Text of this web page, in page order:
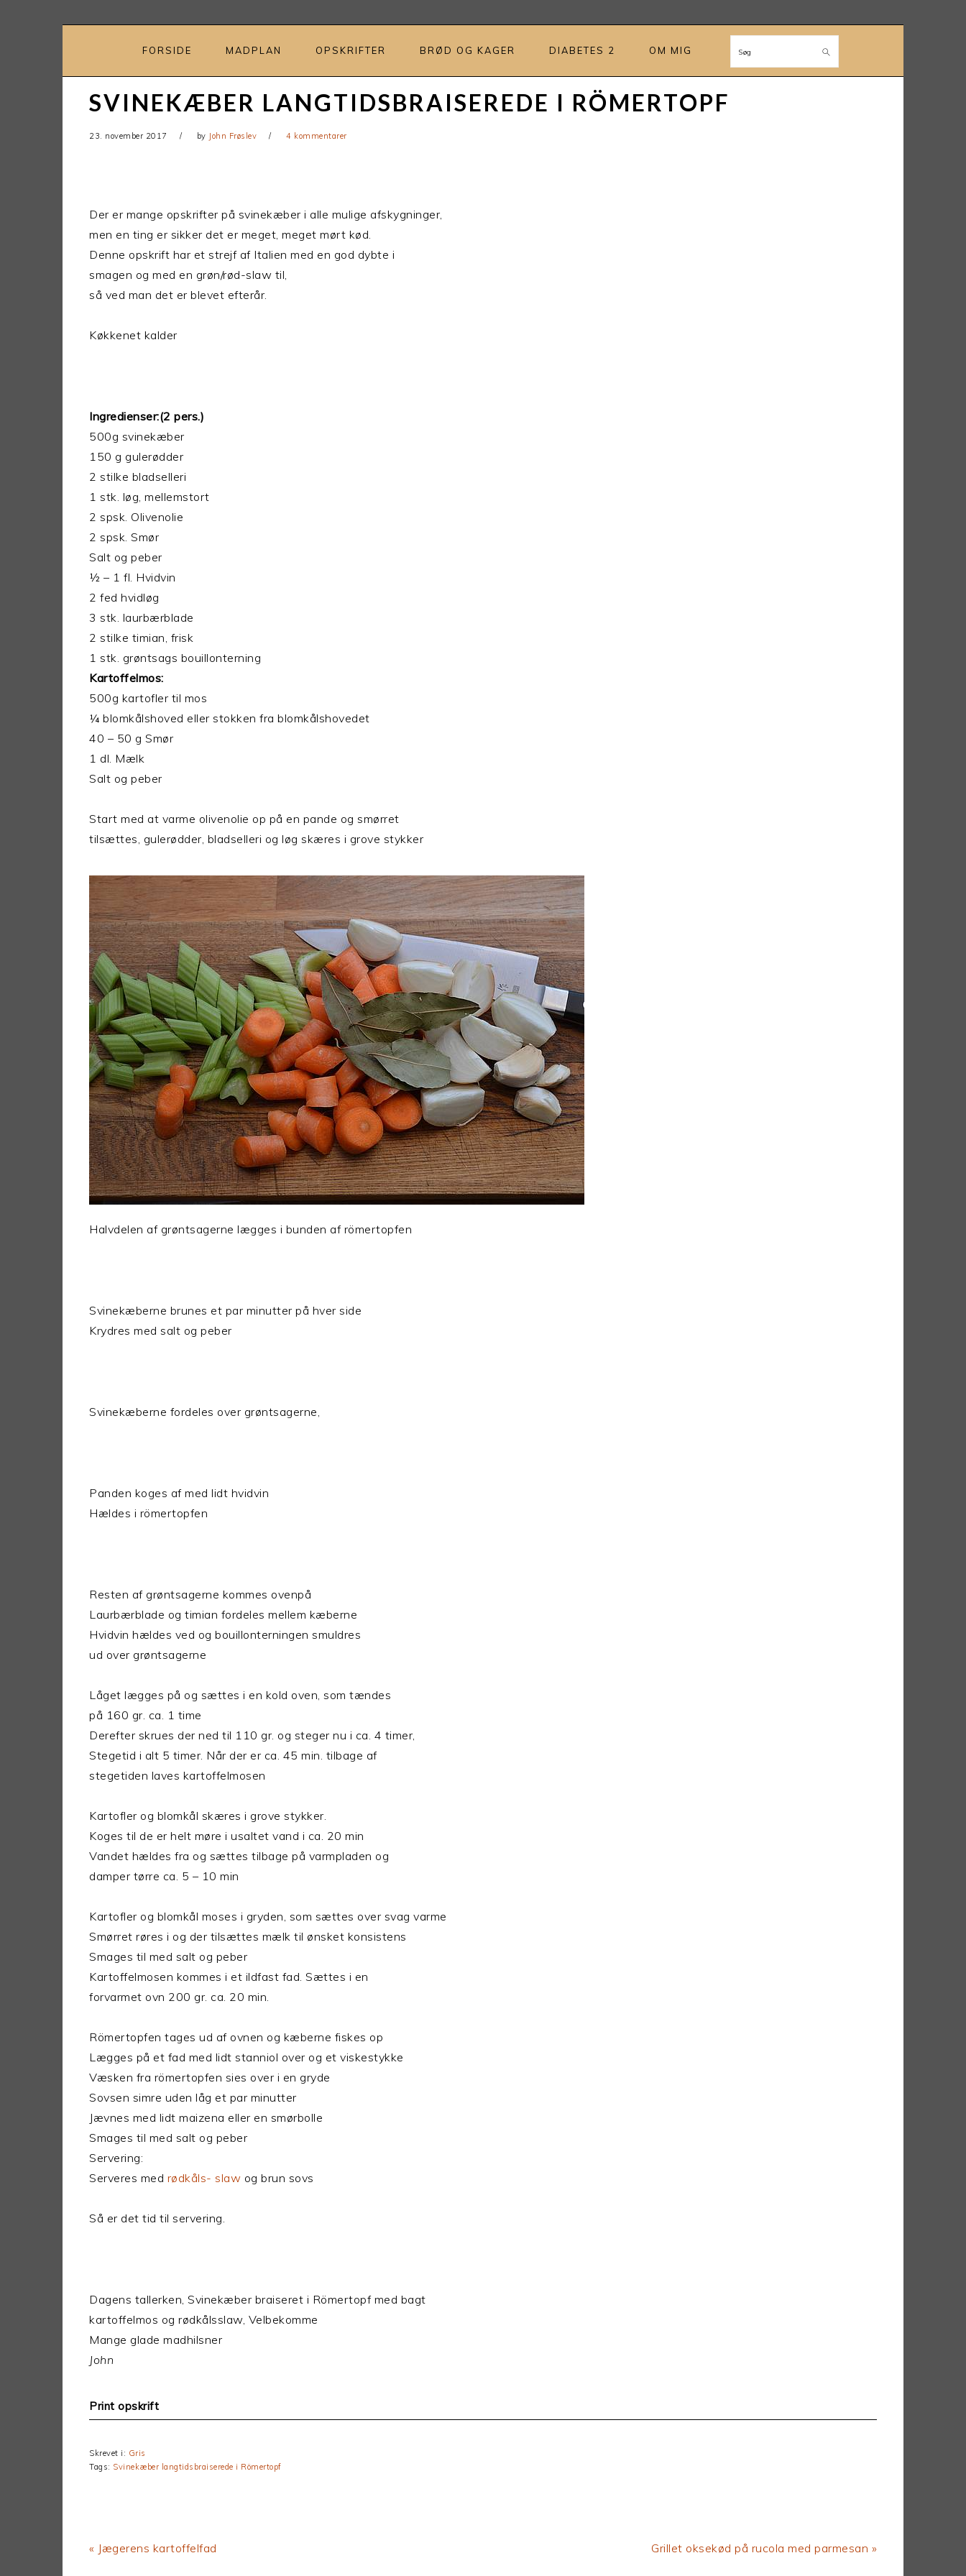
FORSIDE MADPLAN OPSKRIFTER BRØD OG KAGER DIABETES 2 OM MIG Søg
SVINEKÆBER LANGTIDSBRAISEREDE I RÖMERTOPF
23. november 2017 by John Frøslev 4 kommentarer
Der er mange opskrifter på svinekæber i alle mulige afskygninger,
men en ting er sikker det er meget, meget mørt kød.
Denne opskrift har et strejf af Italien med en god dybte i
smagen og med en grøn/rød-slaw til,
så ved man det er blevet efterår.
Køkkenet kalder
Ingredienser:(2 pers.)
500g svinekæber
150 g gulerødder
2 stilke bladselleri
1 stk. løg, mellemstort
2 spsk. Olivenolie
2 spsk. Smør
Salt og peber
½ – 1 fl. Hvidvin
2 fed hvidløg
3 stk. laurbærblade
2 stilke timian, frisk
1 stk. grøntsags bouillonterning
Kartoffelmos:
500g kartofler til mos
¼ blomkålshoved eller stokken fra blomkålshovedet
40 – 50 g Smør
1 dl. Mælk
Salt og peber
Start med at varme olivenolie op på en pande og smørret
tilsættes, gulerødder, bladselleri og løg skæres i grove stykker
Halvdelen af grøntsagerne lægges i bunden af römertopfen
Svinekæberne brunes et par minutter på hver side
Krydres med salt og peber
Svinekæberne fordeles over grøntsagerne,
Panden koges af med lidt hvidvin
Hældes i römertopfen
Resten af grøntsagerne kommes ovenpå
Laurbærblade og timian fordeles mellem kæberne
Hvidvin hældes ved og bouillonterningen smuldres
ud over grøntsagerne
Låget lægges på og sættes i en kold oven, som tændes
på 160 gr. ca. 1 time
Derefter skrues der ned til 110 gr. og steger nu i ca. 4 timer,
Stegetid i alt 5 timer. Når der er ca. 45 min. tilbage af
stegetiden laves kartoffelmosen
Kartofler og blomkål skæres i grove stykker.
Koges til de er helt møre i usaltet vand i ca. 20 min
Vandet hældes fra og sættes tilbage på varmpladen og
damper tørre ca. 5 – 10 min
Kartofler og blomkål moses i gryden, som sættes over svag varme
Smørret røres i og der tilsættes mælk til ønsket konsistens
Smages til med salt og peber
Kartoffelmosen kommes i et ildfast fad. Sættes i en
forvarmet ovn 200 gr. ca. 20 min.
Römertopfen tages ud af ovnen og kæberne fiskes op
Lægges på et fad med lidt stanniol over og et viskestykke
Væsken fra römertopfen sies over i en gryde
Sovsen simre uden låg et par minutter
Jævnes med lidt maizena eller en smørbolle
Smages til med salt og peber
Servering:
Serveres med rødkåls- slaw og brun sovs
Så er det tid til servering.
Dagens tallerken, Svinekæber braiseret i Römertopf med bagt
kartoffelmos og rødkålsslaw, Velbekomme
Mange glade madhilsner
John
Print opskrift
Skrevet i: Gris
Tags: Svinekæber langtidsbraiserede i Römertopf
Previous
« Jægerens kartoffelfad
Next
Grillet oksekød på rucola med parmesan »